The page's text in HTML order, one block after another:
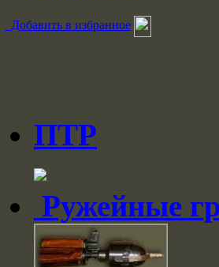
Добавить в избранное
ПТР
Ружейные